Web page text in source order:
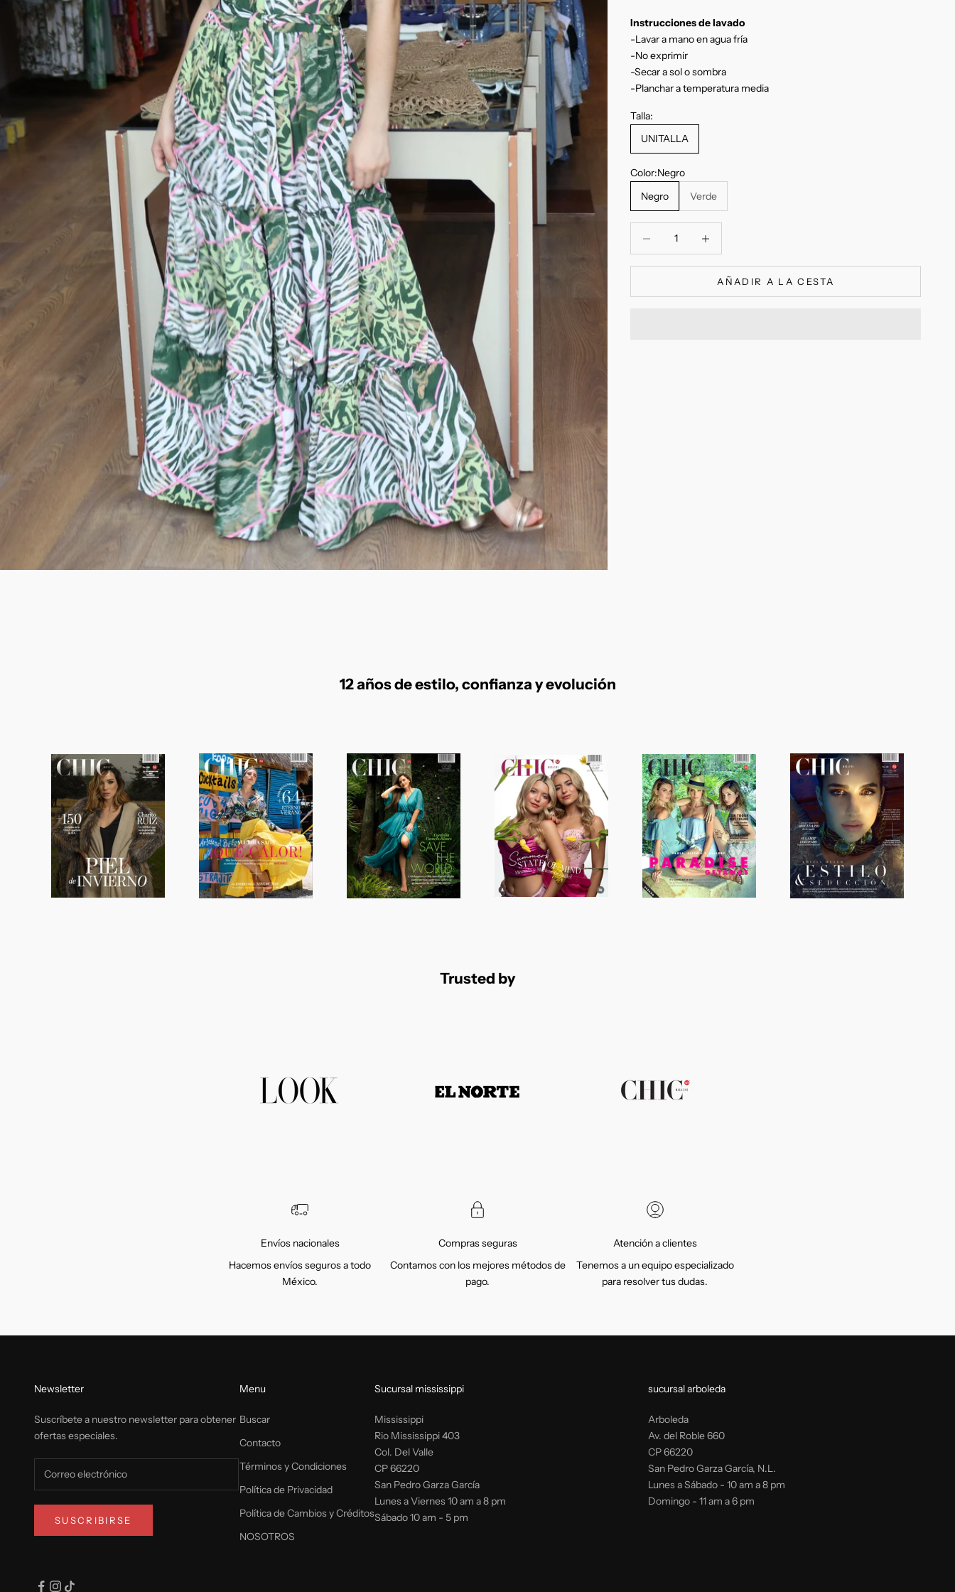
Instrucciones de lavado
-Lavar a mano en agua fría
-No exprimir
-Secar a sol o sombra
-Planchar a temperatura media
Talla:
UNITALLA
Color:Negro
Negro
Verde
AÑADIR A LA CESTA
12 años de estilo, confianza y evolución
Trusted by
Envíos nacionales
Hacemos envíos seguros a todo
México.
Compras seguras
Contamos con los mejores métodos de
pago.
Atención a clientes
Tenemos a un equipo especializado
para resolver tus dudas.
Newsletter
Suscríbete a nuestro newsletter para obtener
ofertas especiales.
SUSCRIBIRSE
Menu
Buscar
Contacto
Términos y Condiciones
Política de Privacidad
Política de Cambios y Créditos
NOSOTROS
Sucursal mississippi
Mississippi
Rio Mississippi 403
Col. Del Valle
CP 66220
San Pedro Garza García
Lunes a Viernes 10 am a 8 pm
Sábado 10 am - 5 pm
sucursal arboleda
Arboleda
Av. del Roble 660
CP 66220
San Pedro Garza García, N.L.
Lunes a Sábado - 10 am a 8 pm
Domingo - 11 am a 6 pm